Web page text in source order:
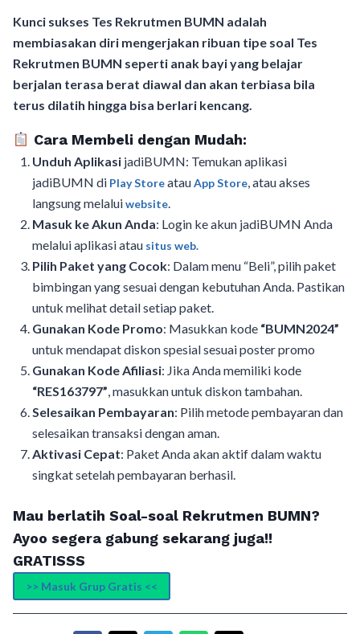
Kunci sukses Tes Rekrutmen BUMN adalah
membiasakan diri mengerjakan ribuan tipe soal Tes
Rekrutmen BUMN seperti anak bayi yang belajar
berjalan terasa berat diawal dan akan terbiasa bila
terus dilatih hingga bisa berlari kencang.
Cara Membeli dengan Mudah:
Unduh Aplikasi jadiBUMN: Temukan aplikasi
jadiBUMN di Play StoreatauApp Store, atau akses
langsung melaluiwebsite.
Masuk ke Akun Anda: Login ke akun jadiBUMN Anda
melalui aplikasi atau situs web.
Pilih Paket yang Cocok: Dalam menu “Beli”, pilih paket
bimbingan yang sesuai dengan kebutuhan Anda. Pastikan
untuk melihat detail setiap paket.
Gunakan Kode Promo: Masukkan kode “BUMN2024”
untuk mendapat diskon spesial sesuai poster promo
Gunakan Kode Afiliasi: Jika Anda memiliki kode
“RES163797”, masukkan untuk diskon tambahan.
Selesaikan Pembayaran: Pilih metode pembayaran dan
selesaikan transaksi dengan aman.
Aktivasi Cepat: Paket Anda akan aktif dalam waktu
singkat setelah pembayaran berhasil.
Mau berlatih Soal-soal Rekrutmen BUMN?
Ayoo segera gabung sekarang juga!!
GRATISSS
>> Masuk Grup Gratis <<